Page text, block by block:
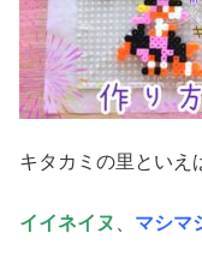
キタカミの里といえ
イイネイヌ マシマ